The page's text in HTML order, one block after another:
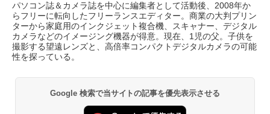
パソコン誌＆カメラ誌を中心に編集者として活動後、2008年か
らフリーに転向したフリーランスエディター。商業の大判プリン
ターから家庭用のインクジェット複合機、スキャナー、デジタル
カメラなどのイメージング機器が得意。現在、1児の父。子供を
撮影する望遠レンズと、高倍率コンパクトデジタルカメラの可能
性を探っている。
Google 検索で当サイトの記事を優先表示させる